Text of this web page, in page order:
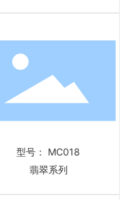
型号： MC018
翡翠系列